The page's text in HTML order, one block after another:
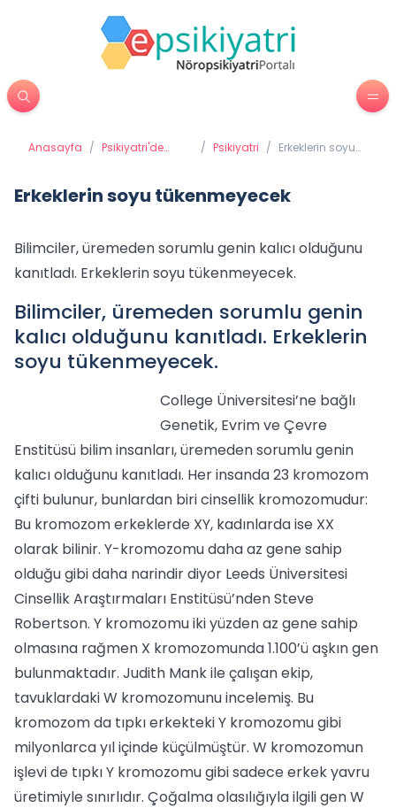
Anasayfa / Psikiyatri'de
/ Psikiyatri / Erkeklerin soyu
Erkeklerin soyu tükenmeyecek
Bilimciler, üremeden sorumlu genin kalıcı olduğunu
kanıtladı. Erkeklerin soyu tükenmeyecek.
Bilimciler, üremeden sorumlu genin
kalıcı olduğunu kanıtladı. Erkeklerin
soyu tükenmeyecek.
College Üniversitesi’ne bağlı
Genetik, Evrim ve Çevre
Enstitüsü bilim insanları, üremeden sorumlu genin
kalıcı olduğunu kanıtladı. Her insanda 23 kromozom
çifti bulunur, bunlardan biri cinsellik kromozomudur:
Bu kromozom erkeklerde XY, kadınlarda ise XX
olarak bilinir. Y-kromozomu daha az gene sahip
olduğu gibi daha narindir diyor Leeds Üniversitesi
Cinsellik Araştırmaları Enstitüsü’nden Steve
Robertson. Y kromozomu iki yüzden az gene sahip
olmasına rağmen X kromozomunda 1.100’ü aşkın gen
bulunmaktadır. Judith Mank ile çalışan ekip,
tavuklardaki W kromozomunu incelemiş. Bu
kromozom da tıpkı erkekteki Y kromozomu gibi
milyonlarca yıl içinde küçülmüştür. W kromozomun
işlevi de tıpkı Y kromozomu gibi sadece erkek yavru
üretimiyle sınırlıdır. Çoğalma olasılığıyla ilgili gen W